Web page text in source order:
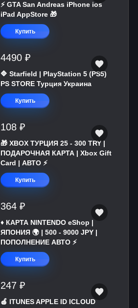
⚡️ GTA San Andreas iPhone ios
iPad AppStore 🎁
Купить
4490 ₽
🔷 Starfield | PlayStation 5 (PS5)
PS STORE Турция Украина
Купить
108 ₽
🎁 XBOX ТУРЦИЯ 25 - 300 TRY |
ПОДАРОЧНАЯ КАРТА | Xbox Gift
Card | АВТО ⚡
Купить
364 ₽
♦️ КАРТА NINTENDO eShop |
ЯПОНИЯ 🌍 | 500 - 9000 JPY |
ПОПОЛНЕНИЕ АВТО ⚡
Купить
247 ₽
🍎 ITUNES APPLE ID ICLOUD